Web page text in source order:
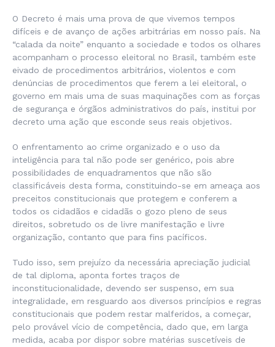
O Decreto é mais uma prova de que vivemos tempos
difíceis e de avanço de ações arbitrárias em nosso país. Na
“calada da noite” enquanto a sociedade e todos os olhares
acompanham o processo eleitoral no Brasil, também este
eivado de procedimentos arbitrários, violentos e com
denúncias de procedimentos que ferem a lei eleitoral, o
governo em mais uma de suas maquinações com as forças
de segurança e órgãos administrativos do país, institui por
decreto uma ação que esconde seus reais objetivos.
O enfrentamento ao crime organizado e o uso da
inteligência para tal não pode ser genérico, pois abre
possibilidades de enquadramentos que não são
classificáveis desta forma, constituindo-se em ameaça aos
preceitos constitucionais que protegem e conferem a
todos os cidadãos e cidadãs o gozo pleno de seus
direitos, sobretudo os de livre manifestação e livre
organização, contanto que para fins pacíficos.
Tudo isso, sem prejuízo da necessária apreciação judicial
de tal diploma, aponta fortes traços de
inconstitucionalidade, devendo ser suspenso, em sua
integralidade, em resguardo aos diversos princípios e regras
constitucionais que podem restar malferidos, a começar,
pelo provável vício de competência, dado que, em larga
medida, acaba por dispor sobre matérias suscetíveis de